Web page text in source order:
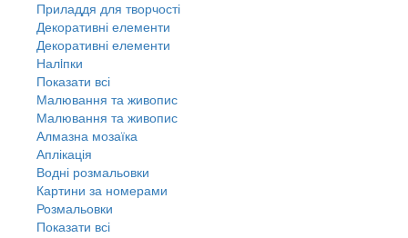
Приладдя для творчості
Декоративні елементи
Декоративні елементи
Налiпки
Показати всі
Малювання та живопис
Малювання та живопис
Алмазна мозаїка
Аплікація
Водні розмальовки
Картини за номерами
Розмальовки
Показати всі